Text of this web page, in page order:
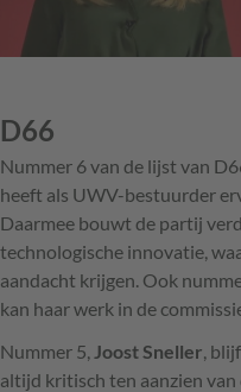
D66
Nummer 6 van de lijst van
heeft als UWV-bestuurder
Daarmee bouwt de partij
technologische innovatie,
aandacht krijgen. Ook
kan haar werk in de
Nummer 5, Joost Sneller ,
altijd kritisch ten aanzien